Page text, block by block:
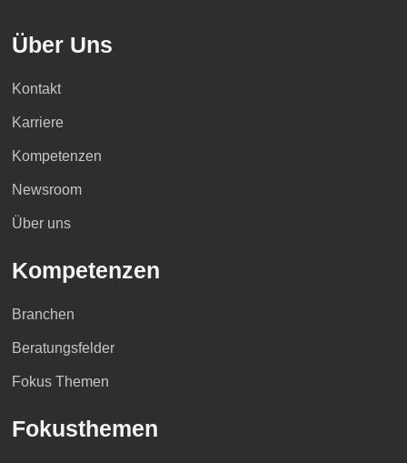
Über Uns
Kontakt
Karriere
Kompetenzen
Newsroom
Über uns
Kompetenzen
Branchen
Beratungsfelder
Fokus Themen
Fokusthemen